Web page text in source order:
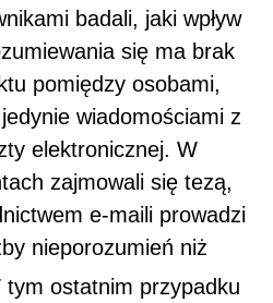
badali, jaki wpływ
się ma brak
pomiędzy osobami,
wiadomościami z
elektronicznej. W
zajmowali się tezą,
e-maili prowadzi
nieporozumień niż
tym ostatnim przypadku